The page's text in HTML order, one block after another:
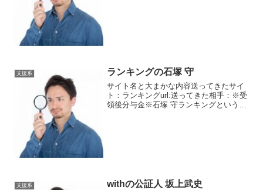
支援系 ランキングの石塚 守
サイト名と大まかな内容送ってきたサイ
ト：ランキングurl:送ってきた相手：※受
領後分与金※石塚 守ランキングというサ
支援系 withの公証人 坂上武史